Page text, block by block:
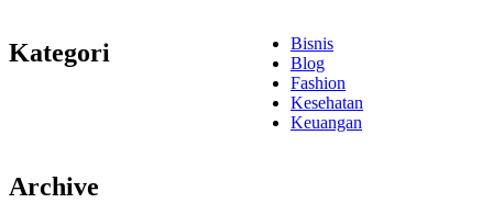
Kategori
Bisnis
Blog
Fashion
Kesehatan
Keuangan
Archive